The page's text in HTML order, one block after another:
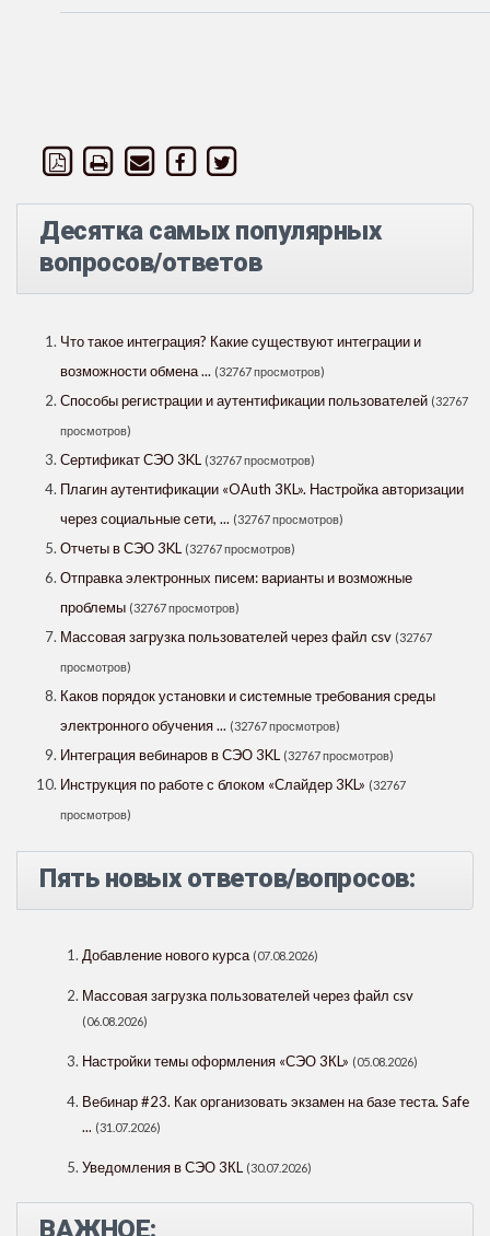
Десятка самых популярных
вопросов/ответов
Что такое интеграция? Какие существуют интеграции и
возможности обмена ... (32767 просмотров)
Способы регистрации и аутентификации пользователей (32767
просмотров)
Сертификат СЭО 3KL (32767 просмотров)
Плагин аутентификации «OAuth 3КL». Настройка авторизации
через социальные сети, ... (32767 просмотров)
Отчеты в СЭО 3KL (32767 просмотров)
Отправка электронных писем: варианты и возможные
проблемы (32767 просмотров)
Массовая загрузка пользователей через файл csv (32767
просмотров)
Каков порядок установки и системные требования среды
электронного обучения ... (32767 просмотров)
Интеграция вебинаров в СЭО 3KL (32767 просмотров)
Инструкция по работе с блоком «Слайдер 3KL» (32767
просмотров)
Пять новых ответов/вопросов:
Добавление нового курса (07.08.2026)
Массовая загрузка пользователей через файл csv
(06.08.2026)
Настройки темы оформления «СЭО 3КL» (05.08.2026)
Вебинар #23. Как организовать экзамен на базе теста. Safe
... (31.07.2026)
Уведомления в СЭО 3КL (30.07.2026)